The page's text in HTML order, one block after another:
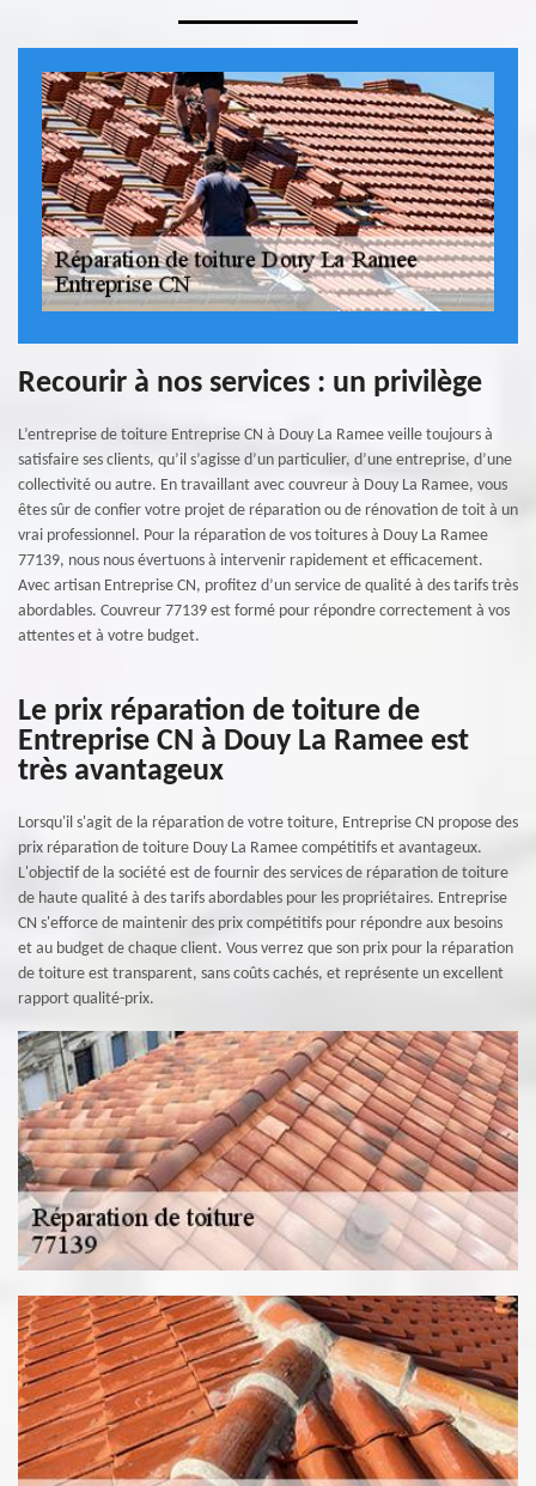
Recourir à nos services : un privilège
L’entreprise de toiture Entreprise CN à Douy La Ramee veille toujours à
satisfaire ses clients, qu’il s’agisse d’un particulier, d’une entreprise, d’une
collectivité ou autre. En travaillant avec couvreur à Douy La Ramee, vous
êtes sûr de confier votre projet de réparation ou de rénovation de toit à un
vrai professionnel. Pour la réparation de vos toitures à Douy La Ramee
77139, nous nous évertuons à intervenir rapidement et efficacement.
Avec artisan Entreprise CN, profitez d’un service de qualité à des tarifs très
abordables. Couvreur 77139 est formé pour répondre correctement à vos
attentes et à votre budget.
Le prix réparation de toiture de
Entreprise CN à Douy La Ramee est
très avantageux
Lorsqu'il s'agit de la réparation de votre toiture, Entreprise CN propose des
prix réparation de toiture Douy La Ramee compétitifs et avantageux.
L'objectif de la société est de fournir des services de réparation de toiture
de haute qualité à des tarifs abordables pour les propriétaires. Entreprise
CN s'efforce de maintenir des prix compétitifs pour répondre aux besoins
et au budget de chaque client. Vous verrez que son prix pour la réparation
de toiture est transparent, sans coûts cachés, et représente un excellent
rapport qualité-prix.